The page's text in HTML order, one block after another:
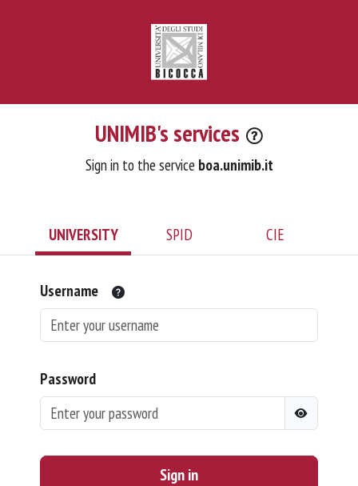
UNIMIB's services
Sign in to the service boa.unimib.it
UNIVERSITY SPID CIE
Username
Password
Sign in